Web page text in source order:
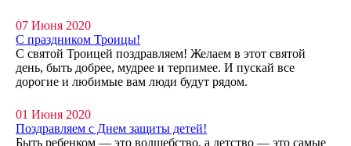
07 Июня 2020
С праздником Троицы!
С святой Троицей поздравляем! Желаем в этот святой
день, быть добрее, мудрее и терпимее. И пускай все
дорогие и любимые вам люди будут рядом.
01 Июня 2020
Поздравляем с Днем защиты детей!
Быть ребенком — это волшебство, а детство — это самые